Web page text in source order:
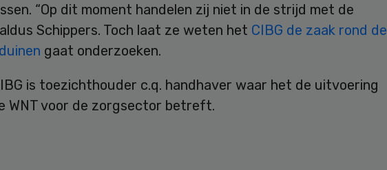
“Op dit moment handelen zij niet in de strijd met de
Schippers. Toch laat ze weten het CIBG de zaak rond de
gaat onderzoeken.
is toezichthouder c.q. handhaver waar het de uitvoering
WNT voor de zorgsector betreft.